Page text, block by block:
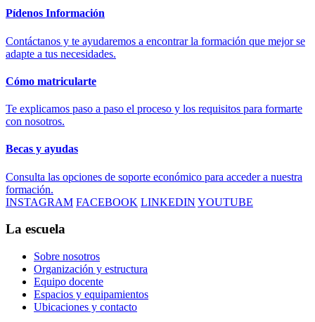
Pídenos Información
Contáctanos y te ayudaremos a encontrar la formación que mejor se
adapte a tus necesidades.
Cómo matricularte
Te explicamos paso a paso el proceso y los requisitos para formarte
con nosotros.
Becas y ayudas
Consulta las opciones de soporte económico para acceder a nuestra
formación.
INSTAGRAM FACEBOOK LINKEDIN YOUTUBE
La escuela
Sobre nosotros
Organización y estructura
Equipo docente
Espacios y equipamientos
Ubicaciones y contacto